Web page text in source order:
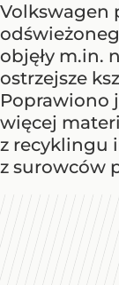
Volkswagen
objęły m.in.
ostrzejsze
Poprawiono
więcej
z recyklingu
z surowców